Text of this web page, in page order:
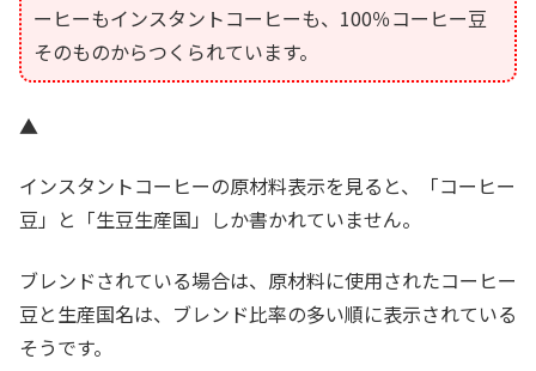
ーヒーもインスタントコーヒーも、100％コーヒー豆
そのものからつくられています。
▲
インスタントコーヒーの原材料表示を見ると、「コーヒー
豆」と「生豆生産国」しか書かれていません。
ブレンドされている場合は、原材料に使用されたコーヒー
豆と生産国名は、ブレンド比率の多い順に表示されている
そうです。